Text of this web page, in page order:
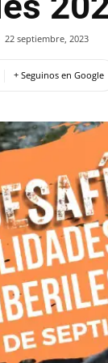
22 septiembre, 2023
+ Seguinos en Google